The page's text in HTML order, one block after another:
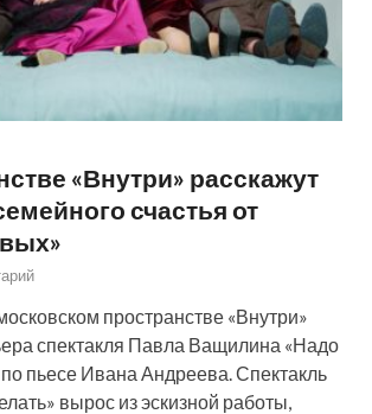
«Внутри» расскажут
счастья от
пространстве «Внутри»
спектакля Павла Ващилина «Надо
по пьесе Ивана Андреева. Спектакль
вырос из эскизной работы,